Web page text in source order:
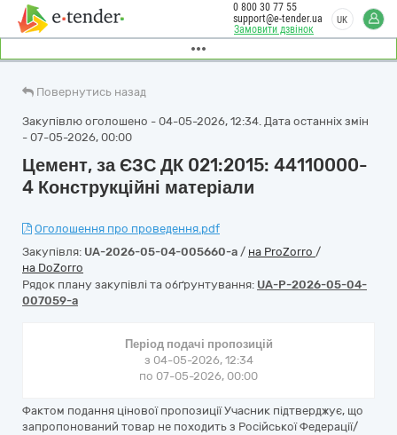
Замовити дзвінок
0 800 30 77 55
support@e-tender.ua
UK
Повернутись назад
Закупівлю оголошено - 04-05-2026, 12:34. Дата останніх змін
- 07-05-2026, 00:00
Цемент, за ЄЗС ДК 021:2015: 44110000-
4 Конструкційні матеріали
Оголошення про проведення.pdf
Закупівля: UA-2026-05-04-005660-a / на ProZorro /
на DoZorro
Рядок плану закупівлі та обґрунтування: UA-P-2026-05-04-
007059-a
Період подачі пропозицій
з 04-05-2026, 12:34
по 07-05-2026, 00:00
Фактом подання цінової пропозиції Учасник підтверджує, що
запропонований товар не походить з Російської Федерації/